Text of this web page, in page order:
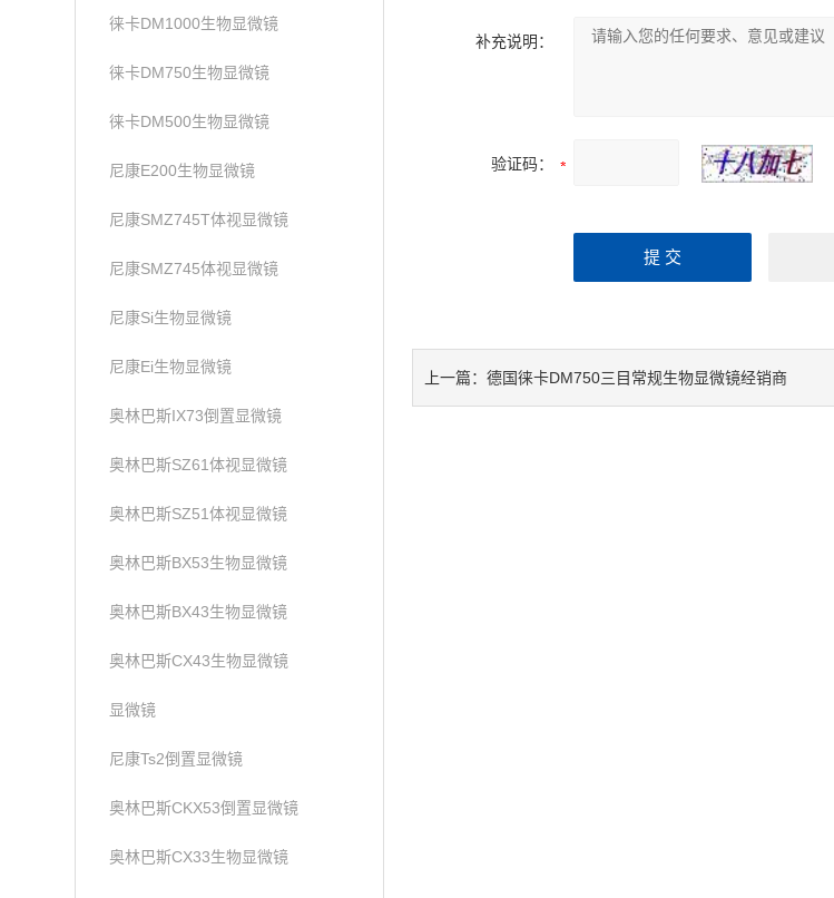
徕卡DM1000生物显微镜
徕卡DM750生物显微镜
徕卡DM500生物显微镜
尼康E200生物显微镜
尼康SMZ745T体视显微镜
尼康SMZ745体视显微镜
尼康Si生物显微镜
尼康Ei生物显微镜
奥林巴斯IX73倒置显微镜
奥林巴斯SZ61体视显微镜
奥林巴斯SZ51体视显微镜
奥林巴斯BX53生物显微镜
奥林巴斯BX43生物显微镜
奥林巴斯CX43生物显微镜
显微镜
尼康Ts2倒置显微镜
奥林巴斯CKX53倒置显微镜
奥林巴斯CX33生物显微镜
补充说明：
验证码：
上一篇： 德国徕卡DM750三目常规生物显微镜经销商